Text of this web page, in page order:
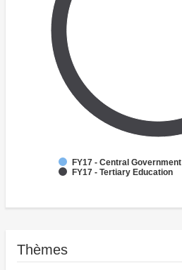
FY17 - Central
FY17 - Tertiary Education
Thèmes